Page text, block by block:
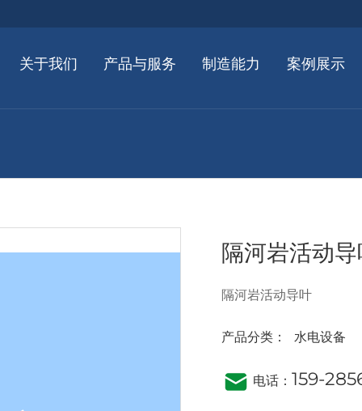
关于我们 产品与服务 制造能力 案例展示
隔河岩活动
隔河岩活动导叶
产品分类： 水电设备
电话： 159-